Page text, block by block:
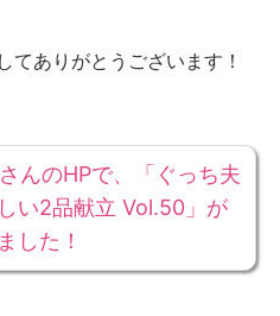
てありがとうございます！
んのHPで、「ぐっち夫
い2品献立 Vol.50」が
した！